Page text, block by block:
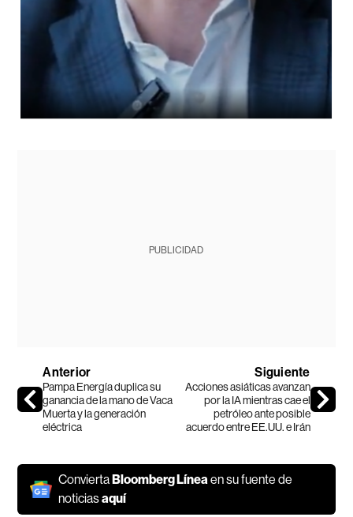
PUBLICIDAD
Anterior
Pampa Energía duplica su
ganancia de la mano de Vaca
Muerta y la generación
eléctrica
Siguiente
Acciones asiáticas avanzan
por la IA mientras cae el
petróleo ante posible
acuerdo entre EE.UU. e Irán
ConviertaBloomberg Líneaen su fuente de
noticiasaquí